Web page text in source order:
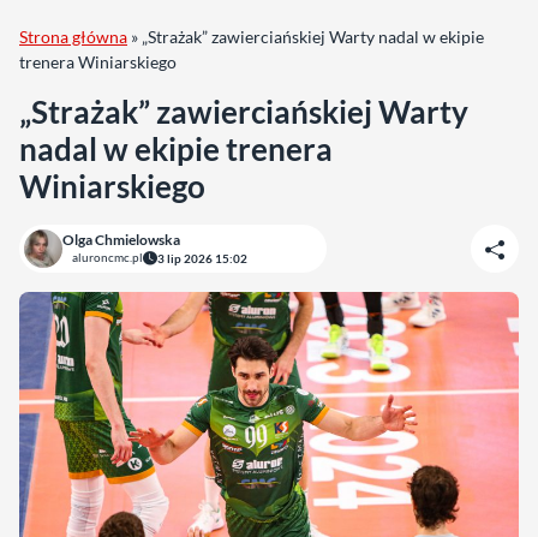
Strona główna » „Strażak” zawierciańskiej Warty nadal w ekipie
trenera Winiarskiego
„Strażak” zawierciańskiej Warty
nadal w ekipie trenera
Winiarskiego
Olga Chmielowska
aluroncmc.pl 3 lip 2026 15:02